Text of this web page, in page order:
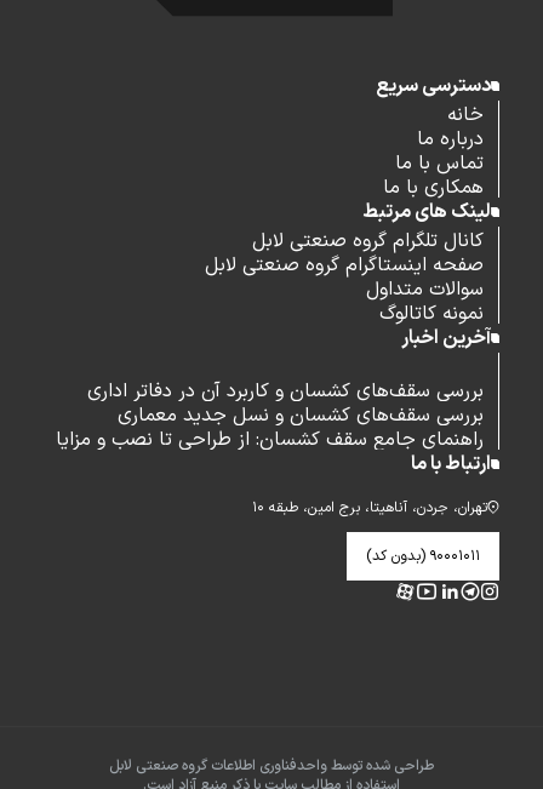
دسترسی سریع
خانه
درباره ما
تماس با ما
همکاری با ما
لینک های مرتبط
کانال تلگرام گروه صنعتی لابل
صفحه اینستاگرام گروه صنعتی لابل
سوالات متداول
نمونه کاتالوگ
آخرین اخبار
بررسی سقف‌های کشسان و کاربرد آن در دفاتر اداری
بررسی سقف‌های کشسان و نسل جدید معماری
راهنمای جامع سقف کشسان: از طراحی تا نصب و مزایا
ارتباط با ما
تهران، جردن، آناهیتا، برج امین، طبقه ۱۰
۹۰۰۰۱۰۱۱ (بدون کد)
طراحی شده توسط واحدفناوری اطلاعات گروه صنعتی لابل